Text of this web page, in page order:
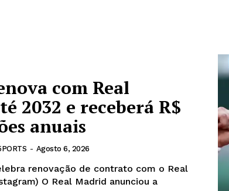
com Real
2032 e receberá R$
anuais
- Agosto 6, 2026
renovação de contrato com o Real
anunciou a